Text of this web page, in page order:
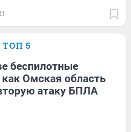
ТОП 5
беспилотные
как Омская область
атаку БПЛА